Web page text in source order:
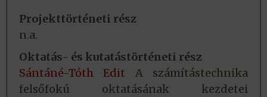
Projekttörténeti rész
n.a.
Oktatás- és kutatástörténeti rész
Sántáné-Tóth Edit A számítástechnika
felsőfokú oktatásának kezdetei